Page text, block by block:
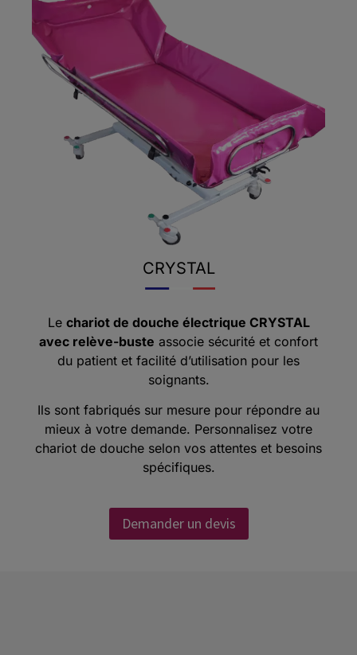
CRYSTAL
Le chariot de douche électrique CRYSTAL
avec relève-buste associe sécurité et confort
du patient et facilité d’utilisation pour les
soignants.
Ils sont fabriqués sur mesure pour répondre au
mieux à votre demande. Personnalisez votre
chariot de douche selon vos attentes et besoins
spécifiques.
Demander un devis